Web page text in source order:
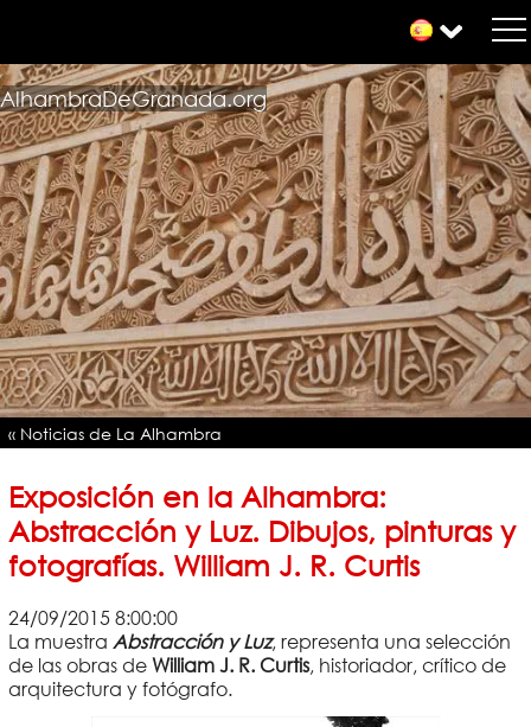
AlhambraDeGranada.org
« Noticias de La Alhambra
Exposición en la Alhambra:
Abstracción y Luz. Dibujos, pinturas y
fotografías. William J. R. Curtis
24/09/2015 8:00:00
La muestra Abstracción y Luz, representa una selección
de las obras de William J. R. Curtis, historiador, crítico de
arquitectura y fotógrafo.